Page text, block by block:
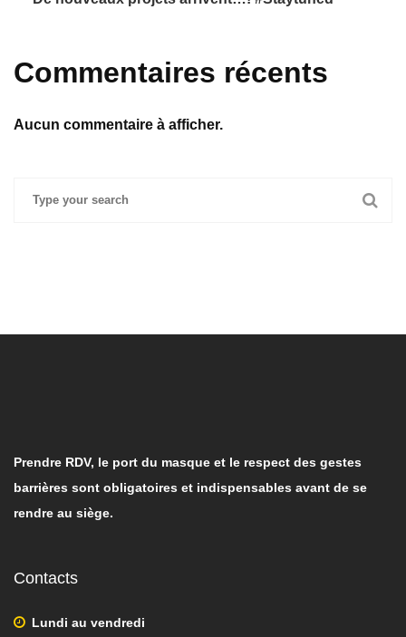
Commentaires récents
Aucun commentaire à afficher.
Prendre RDV, le port du masque et le respect des gestes
barrières sont obligatoires et indispensables avant de se
rendre au siège.
Contacts
Lundi au vendredi